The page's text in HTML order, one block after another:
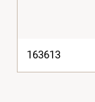
163613